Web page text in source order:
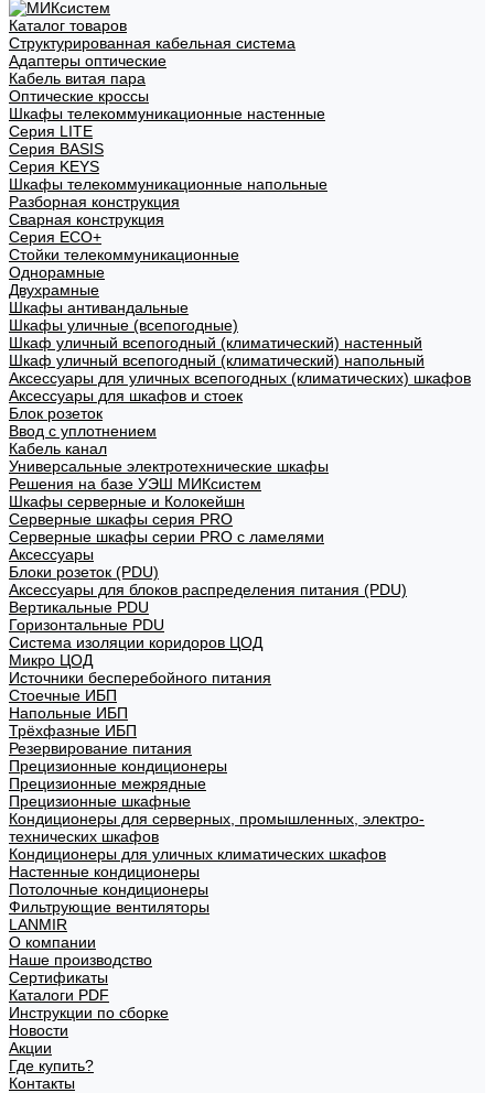
Каталог товаров
Структурированная кабельная система
Адаптеры оптические
Кабель витая пара
Оптические кроссы
Шкафы телекоммуникационные настенные
Cерия LITE
Cерия BASIS
Cерия KEYS
Шкафы телекоммуникационные напольные
Разборная конструкция
Сварная конструкция
Серия ECO+
Стойки телекоммуникационные
Однорамные
Двухрамные
Шкафы антивандальные
Шкафы уличные (всепогодные)
Шкаф уличный всепогодный (климатический) настенный
Шкаф уличный всепогодный (климатический) напольный
Аксессуары для уличных всепогодных (климатических) шкафов
Аксессуары для шкафов и стоек
Блок розеток
Ввод с уплотнением
Кабель канал
Универсальные электротехнические шкафы
Решения на базе УЭШ МИКсистем
Шкафы серверные и Колокейшн
Серверные шкафы серия PRO
Серверные шкафы серии PRO с ламелями
Аксессуары
Блоки розеток (PDU)
Аксессуары для блоков распределения питания (PDU)
Вертикальные PDU
Горизонтальные PDU
Система изоляции коридоров ЦОД
Микро ЦОД
Источники бесперебойного питания
Стоечные ИБП
Напольные ИБП
Трёхфазные ИБП
Резервирование питания
Прецизионные кондиционеры
Прецизионные межрядные
Прецизионные шкафные
Кондиционеры для серверных, промышленных, электро-
технических шкафов
Кондиционеры для уличных климатических шкафов
Настенные кондиционеры
Потолочные кондиционеры
Фильтрующие вентиляторы
LANMIR
О компании
Наше производство
Сертификаты
Каталоги PDF
Инструкции по сборке
Новости
Акции
Где купить?
Контакты